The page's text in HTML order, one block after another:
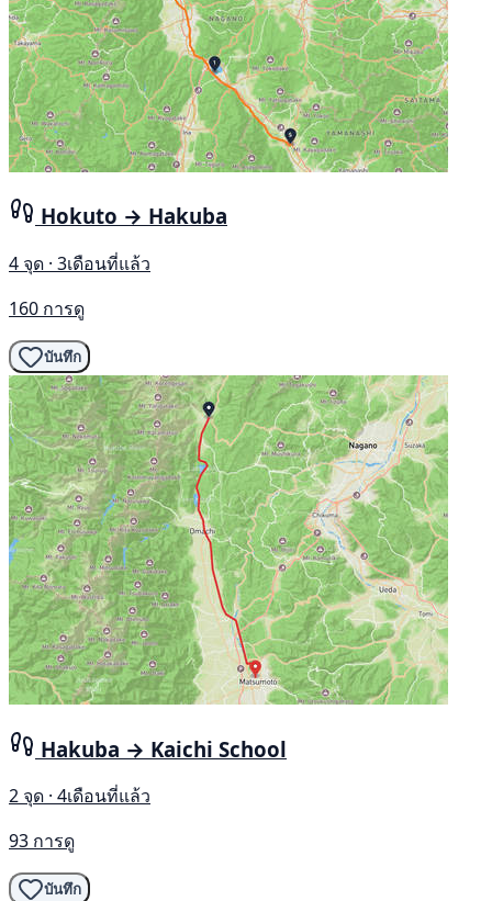
Hokuto → Hakuba
4 จุด · 3เดือนที่แล้ว
160 การดู
บันทึก
Hakuba → Kaichi School
2 จุด · 4เดือนที่แล้ว
93 การดู
บันทึก